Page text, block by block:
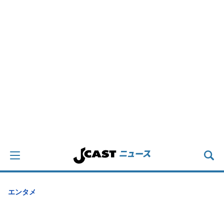
エンタメ